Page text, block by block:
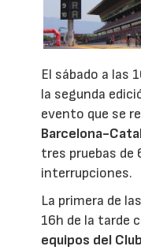
El sábado a las
la segunda
evento que se
Barcelona-
tres pruebas de
interrupciones.
La primera de
16h de la tarde
equipos del